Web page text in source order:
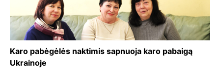
Karo pabėgėlės naktimis sapnuoja karo pabaigą
Ukrainoje